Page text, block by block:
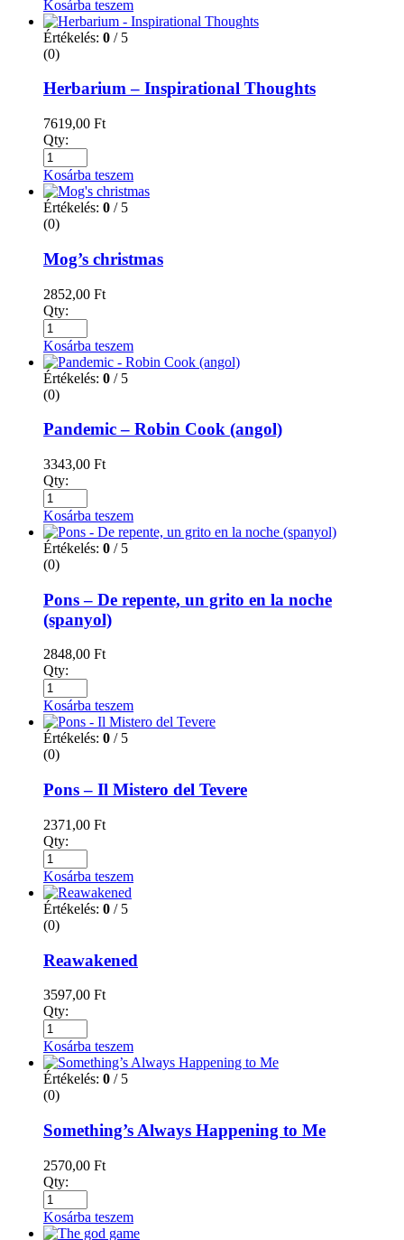
Kosárba teszem
Értékelés: 0 / 5
(0)
Herbarium – Inspirational Thoughts
7619,00 Ft
Qty:
Kosárba teszem
Értékelés: 0 / 5
(0)
Mog’s christmas
2852,00 Ft
Qty:
Kosárba teszem
Értékelés: 0 / 5
(0)
Pandemic – Robin Cook (angol)
3343,00 Ft
Qty:
Kosárba teszem
Értékelés: 0 / 5
(0)
Pons – De repente, un grito en la noche
(spanyol)
2848,00 Ft
Qty:
Kosárba teszem
Értékelés: 0 / 5
(0)
Pons – Il Mistero del Tevere
2371,00 Ft
Qty:
Kosárba teszem
Értékelés: 0 / 5
(0)
Reawakened
3597,00 Ft
Qty:
Kosárba teszem
Értékelés: 0 / 5
(0)
Something’s Always Happening to Me
2570,00 Ft
Qty:
Kosárba teszem